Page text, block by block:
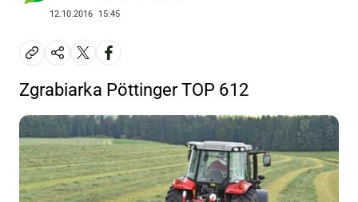
12.10.2016 15:45
Zgrabiarka Pöttinger TOP 612